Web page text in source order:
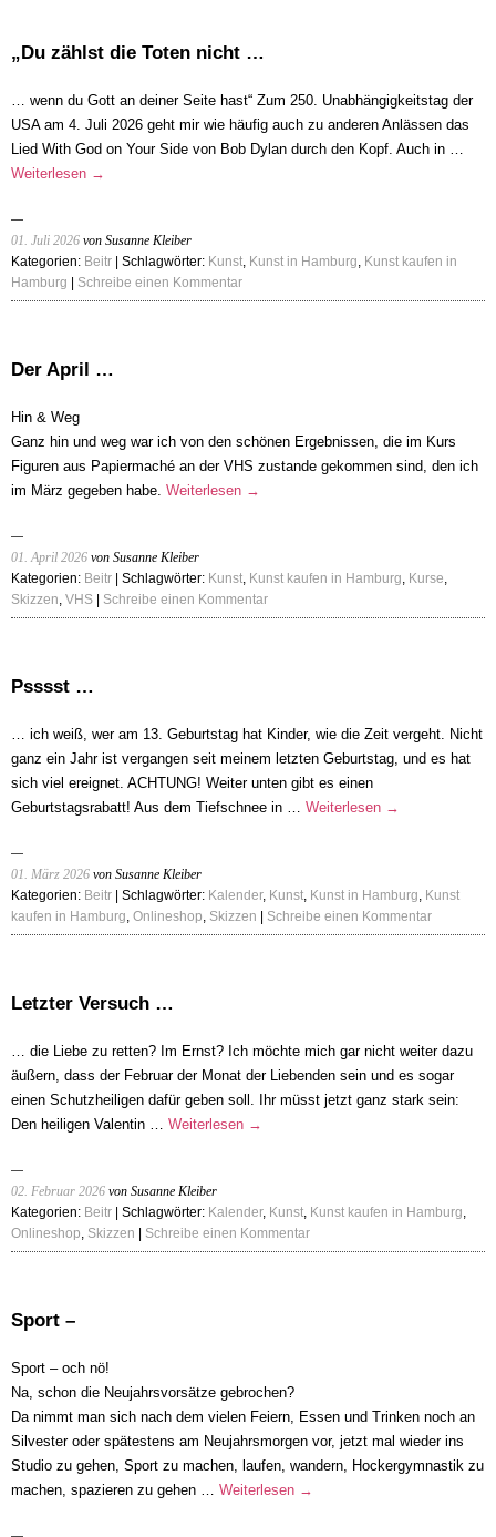
„Du zählst die Toten nicht …
… wenn du Gott an deiner Seite hast“ Zum 250. Unabhängigkeitstag der
USA am 4. Juli 2026 geht mir wie häufig auch zu anderen Anlässen das
Lied With God on Your Side von Bob Dylan durch den Kopf. Auch in …
Weiterlesen →
01. Juli 2026 von Susanne Kleiber
Kategorien: Beitr | Schlagwörter: Kunst, Kunst in Hamburg, Kunst kaufen in
Hamburg
Schreibe einen Kommentar
Der April …
Hin & Weg
Ganz hin und weg war ich von den schönen Ergebnissen, die im Kurs
Figuren aus Papiermaché an der VHS zustande gekommen sind, den ich
im März gegeben habe. Weiterlesen →
01. April 2026 von Susanne Kleiber
Kategorien: Beitr | Schlagwörter: Kunst, Kunst kaufen in Hamburg, Kurse,
Skizzen, VHS Schreibe einen Kommentar
Psssst …
… ich weiß, wer am 13. Geburtstag hat Kinder, wie die Zeit vergeht. Nicht
ganz ein Jahr ist vergangen seit meinem letzten Geburtstag, und es hat
sich viel ereignet. ACHTUNG! Weiter unten gibt es einen
Geburtstagsrabatt! Aus dem Tiefschnee in … Weiterlesen →
01. März 2026 von Susanne Kleiber
Kategorien: Beitr | Schlagwörter: Kalender, Kunst, Kunst in Hamburg, Kunst
kaufen in Hamburg, Onlineshop, Skizzen Schreibe einen Kommentar
Letzter Versuch …
… die Liebe zu retten? Im Ernst? Ich möchte mich gar nicht weiter dazu
äußern, dass der Februar der Monat der Liebenden sein und es sogar
einen Schutzheiligen dafür geben soll. Ihr müsst jetzt ganz stark sein:
Den heiligen Valentin … Weiterlesen →
02. Februar 2026 von Susanne Kleiber
Kategorien: Beitr | Schlagwörter: Kalender, Kunst, Kunst kaufen in Hamburg,
Onlineshop, Skizzen Schreibe einen Kommentar
Sport –
Sport – och nö!
Na, schon die Neujahrsvorsätze gebrochen?
Da nimmt man sich nach dem vielen Feiern, Essen und Trinken noch an
Silvester oder spätestens am Neujahrsmorgen vor, jetzt mal wieder ins
Studio zu gehen, Sport zu machen, laufen, wandern, Hockergymnastik zu
machen, spazieren zu gehen … Weiterlesen →